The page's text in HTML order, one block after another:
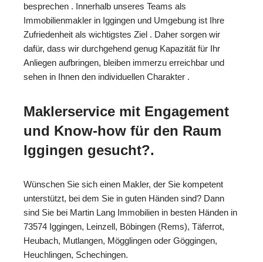
besprechen . Innerhalb unseres Teams als
Immobilienmakler in Iggingen und Umgebung ist Ihre
Zufriedenheit als wichtigstes Ziel . Daher sorgen wir
dafür, dass wir durchgehend genug Kapazität für Ihr
Anliegen aufbringen, bleiben immerzu erreichbar und
sehen in Ihnen den individuellen Charakter .
Maklerservice mit Engagement
und Know-how für den Raum
Iggingen gesucht?.
Wünschen Sie sich einen Makler, der Sie kompetent
unterstützt, bei dem Sie in guten Händen sind? Dann
sind Sie bei Martin Lang Immobilien in besten Händen in
73574 Iggingen, Leinzell, Böbingen (Rems), Täferrot,
Heubach, Mutlangen, Mögglingen oder Göggingen,
Heuchlingen, Schechingen.